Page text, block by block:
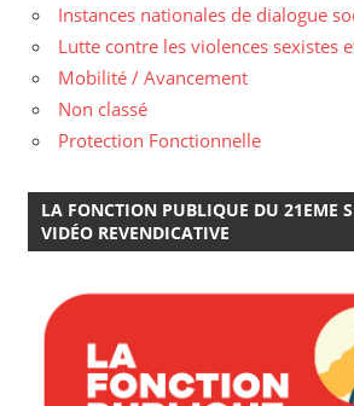
Instances nationales de dialogue
Lutte contre les violences sexistes
Mobilité / Avancement
Non classé
Protection Fonctionnelle
LA FONCTION PUBLIQUE DU 21EME
VIDÉO REVENDICATIVE